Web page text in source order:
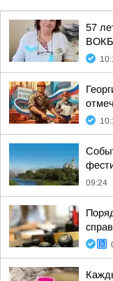
57
ВОКБ
09:24